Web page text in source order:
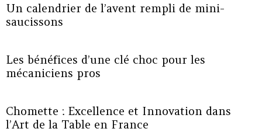
Un calendrier de l’avent rempli de mini-
saucissons
Les bénéfices d’une clé choc pour les
mécaniciens pros
Chomette : Excellence et Innovation dans
l’Art de la Table en France